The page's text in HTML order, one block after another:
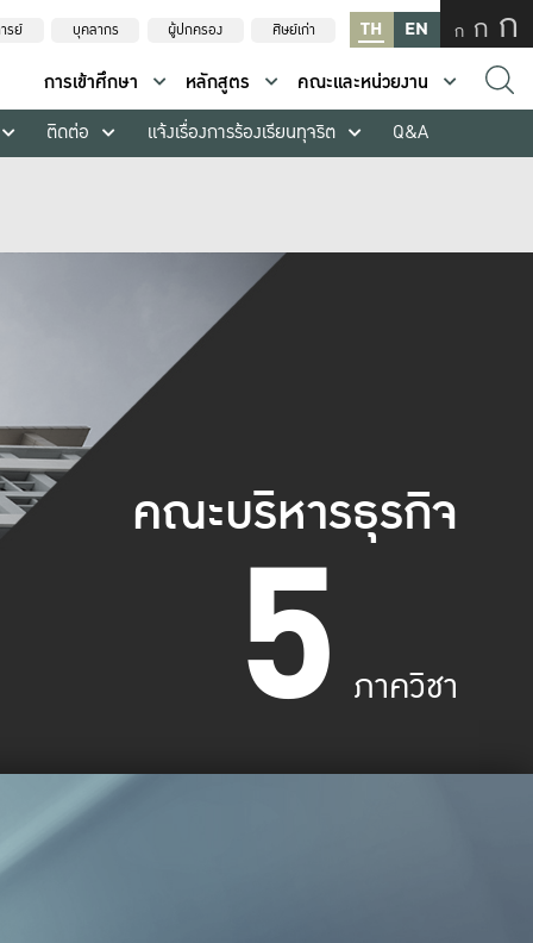
รย์ บุคลากร ผู้ปกครอง ศิษย์เก่า TH EN ก ก ก
การเข้าศึกษา หลักสูตร
คณะและหน่วยงาน
ติดต่อ แจ้งเรื่องการร้องเรียนทุจริต Q&A
คณะบริหารธุรกิจ
5 ภาควิชา